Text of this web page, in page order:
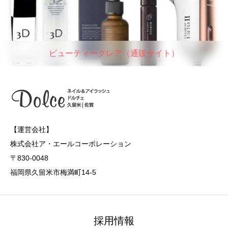
ビューティークレア（通販サイト）
【運営会社】
株式会社ア・エールコーポレーション
〒830-0048
福岡県久留米市梅満町14-5
採用情報